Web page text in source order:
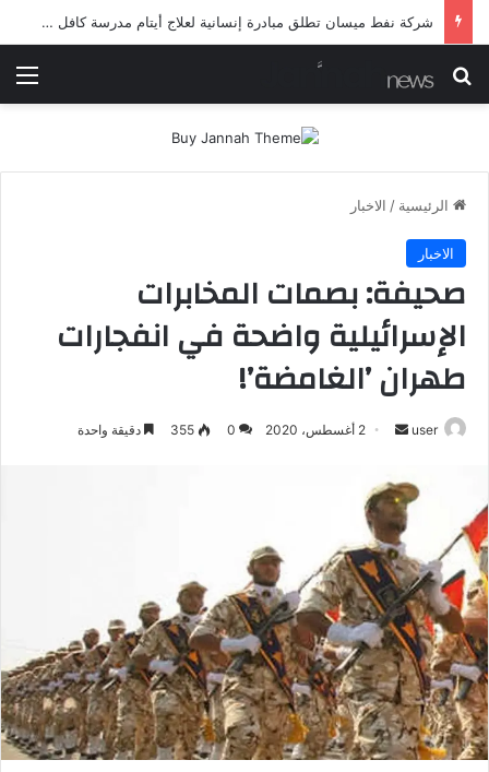
شرطة ميسان تلقي القبض على مطلقي العيارات النارية أثناء تشييع جنائزي في العمارة
بحث عن
الرئيسية / الاخبار
الاخبار
صحيفة: بصمات المخابرات
الإسرائيلية واضحة في انفجارات
طهران ’الغامضة’!
user
أرسل
إلكترونيا
2 أغسطس، 2020 0
355 دقيقة واحدة